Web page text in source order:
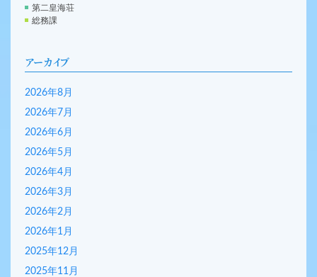
第二皇海荘
総務課
アーカイブ
2026年8月
2026年7月
2026年6月
2026年5月
2026年4月
2026年3月
2026年2月
2026年1月
2025年12月
2025年11月